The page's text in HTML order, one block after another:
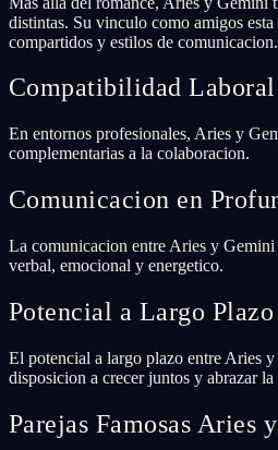
distintas. Su vinculo como amigos
compartidos y estilos de comunicacion.
Compatibilidad Laboral
En entornos profesionales, Aries y
complementarias a la colaboracion.
Comunicacion en
La comunicacion entre Aries y
verbal, emocional y energetico.
Potencial a Largo Plazo
El potencial a largo plazo entre Aries
disposicion a crecer juntos y abrazar
Parejas Famosas Aries